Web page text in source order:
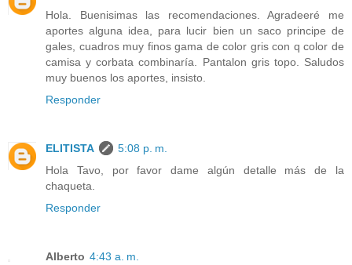
Hola. Buenisimas las recomendaciones. Agradeeré me
aportes alguna idea, para lucir bien un saco principe de
gales, cuadros muy finos gama de color gris con q color de
camisa y corbata combinaría. Pantalon gris topo. Saludos
muy buenos los aportes, insisto.
Responder
ELITISTA
5:08 p. m.
Hola Tavo, por favor dame algún detalle más de la
chaqueta.
Responder
Alberto 4:43 a. m.